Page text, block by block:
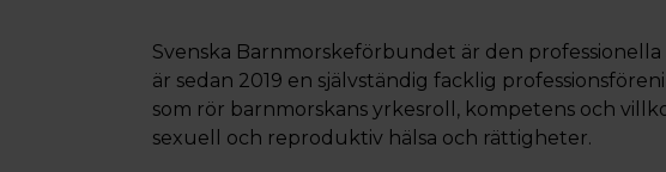
Svenska Barnmorskeförbundet är den
är sedan 2019 en självständig facklig
som rör barnmorskans yrkesroll, kompetens och
sexuell och reproduktiv hälsa och rättigheter.